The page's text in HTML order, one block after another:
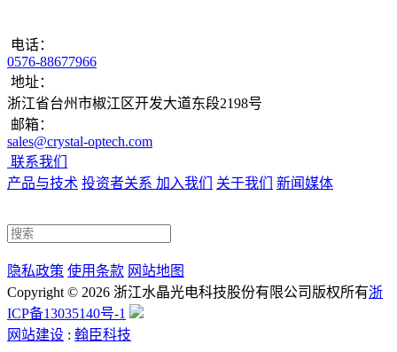
电话：
0576-88677966
地址：
浙江省台州市椒江区开发大道东段2198号
邮箱：
sales@crystal-optech.com
联系我们
产品与技术 投资者关系 加入我们 关于我们 新闻媒体
隐私政策 使用条款 网站地图
Copyright © 2026 浙江水晶光电科技股份有限公司 版权所有浙
ICP备13035140号-1
网站建设 : 翰臣科技